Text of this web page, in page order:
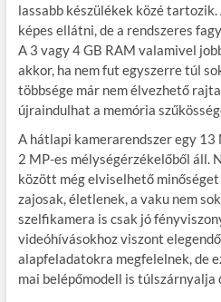
lassabb készülékek közé
képes ellátni, de a rendszeres
A 3 vagy 4 GB RAM valamivel
akkor, ha nem fut egyszerre túl
többsége már nem élvezhető
újraindulhat a memória
A hátlapi kamerarendszer egy 13
2 MP-es mélységérzékelőből áll.
között még elviselhető
zajosak, életlenek, a vaku nem
szelfikamera is csak jó
videóhívásokhoz viszont
alapfeladatokra megfelelnek, de
mai belépőmodell is túlszárnyalja